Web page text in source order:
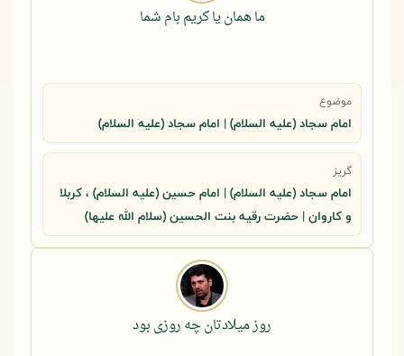
ما همان یا کریم بام شما
موضوع
امام سجاد (علیه السلام) | امام سجاد (علیه السلام)
گریز
امام سجاد (علیه السلام) | امام حسین (علیه السلام) ، کربلا
و کاروان | حضرت رقيه بنت الحسين (سلام الله عليها)
روز میلادتان چه روزی بود